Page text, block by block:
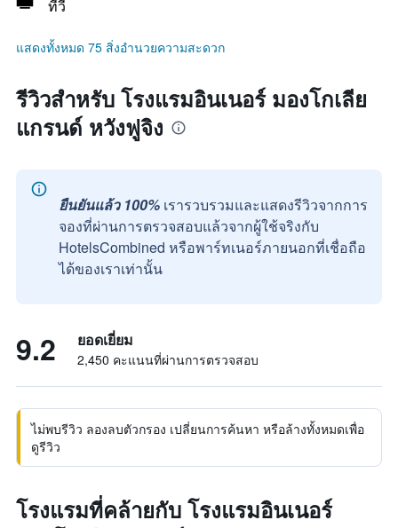
ทีวี
แสดงทั้งหมด 75 สิ่งอำนวยความสะดวก
รีวิวสำหรับ โรงแรมอินเนอร์ มองโกเลีย
แกรนด์ หวังฟูจิง
ยืนยันแล้ว 100% เรารวบรวมและแสดงรีวิวจากการ
จองที่ผ่านการตรวจสอบแล้วจากผู้ใช้จริงกับ
HotelsCombined หรือพาร์ทเนอร์ภายนอกที่เชื่อถือ
ได้ของเราเท่านั้น
9.2 ยอดเยี่ยม
2,450 คะแนนที่ผ่านการตรวจสอบ
ไม่พบรีวิว ลองลบตัวกรอง เปลี่ยนการค้นหา หรือล้างทั้งหมดเพื่อ
ดูรีวิว
โรงแรมที่คล้ายกับ โรงแรมอินเนอร์